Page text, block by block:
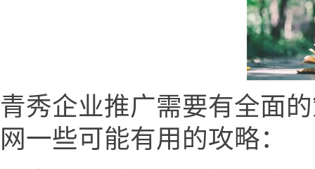
青秀企业推广需要有全面
网一些可能有用的攻略：